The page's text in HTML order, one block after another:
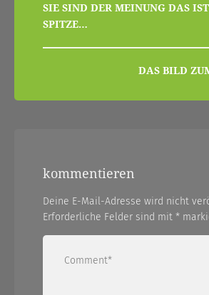
beitragsnavigation
SIE SIND DER MEINUNG DAS
SPITZE…
DAS BILD
kommentieren
Deine E-Mail-Adresse wird nicht
Erforderliche Felder sind mit *